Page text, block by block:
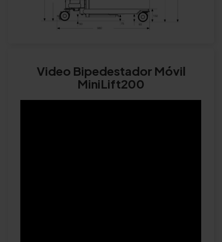
Video Bipedestador Móvil
MiniLift200